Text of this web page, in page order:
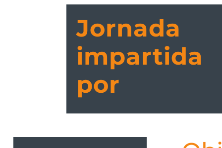
Jornada
impartida
por